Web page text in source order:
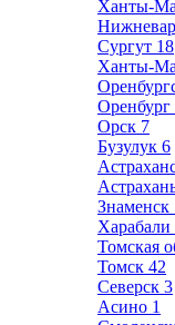
Ханты-
Сургут 18
Ханты-
Оренбург
Орск 7
Бузулук 6
Знаменск
Харабали
Томская
Томск 42
Северск 3
Асино 1